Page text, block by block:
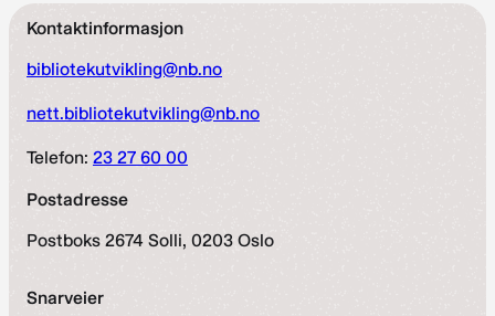
Kontaktinformasjon
bibliotekutvikling@nb.no
nett.bibliotekutvikling@nb.no
Telefon: 23 27 60 00
Postadresse
Postboks 2674 Solli, 0203 Oslo
Snarveier